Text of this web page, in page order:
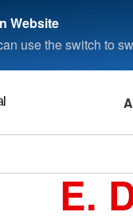
Website
use the switch to
E.